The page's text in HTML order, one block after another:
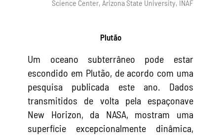
Science Center, Arizona State University, INAF
Plutão
Um oceano subterrâneo pode estar
escondido em Plutão, de acordo com uma
pesquisa publicada este ano. Dados
transmitidos de volta pela espaçonave
New Horizon, da NASA, mostram uma
superfície excepcionalmente dinâmica,